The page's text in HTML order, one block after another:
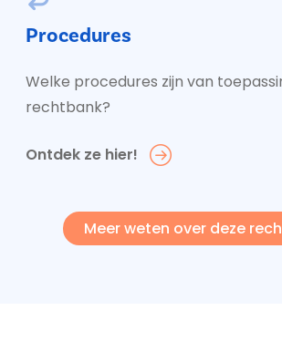
Procedures
Welke procedures zijn van
rechtbank?
Ontdek ze hier!
Meer weten over deze